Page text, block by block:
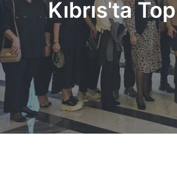
Arama Yap
Kıbrıs'ta